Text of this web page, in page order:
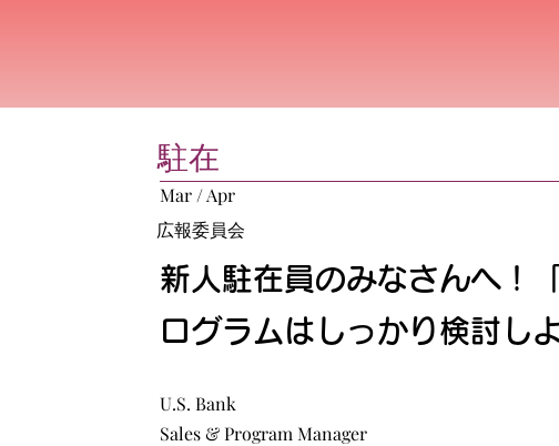
駐在
Mar / Apr
広報委員会
新人駐在員のみなさんへ！
ログラムはしっかり検討し
U.S. Bank
Sales & Program Manager